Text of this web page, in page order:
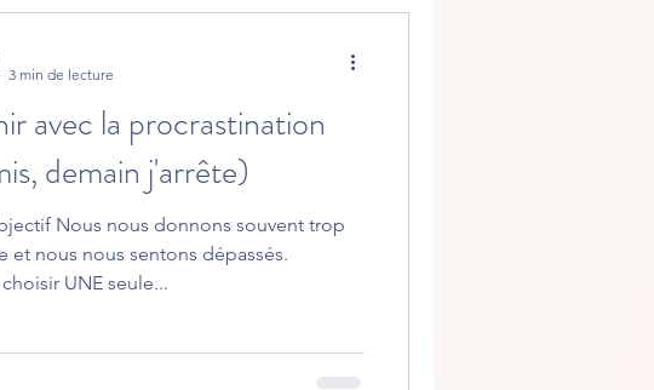
avec la procrastination
demain j'arrête)
Nous nous donnons souvent trop
et nous nous sentons dépassés.
UNE seule...
3 min de lecture